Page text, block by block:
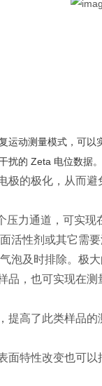
运动测量模式，可以
扰的 Zeta 电位数据。
的极化，从而避
力通道，可实
活性剂或其它需
泡及时排除。极
，也可实现在测
高了此类样品的
特性改变也可以